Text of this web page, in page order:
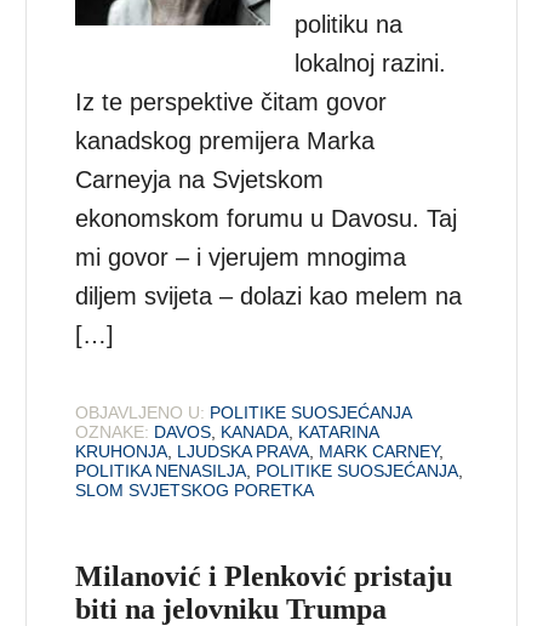
politiku na
lokalnoj razini.
Iz te perspektive čitam govor
kanadskog premijera Marka
Carneyja na Svjetskom
ekonomskom forumu u Davosu. Taj
mi govor – i vjerujem mnogima
diljem svijeta – dolazi kao melem na
[…]
OBJAVLJENO U: POLITIKE SUOSJEĆANJA
OZNAKE: DAVOS KANADA KATARINA
KRUHONJA LJUDSKA PRAVA MARK CARNEY,
POLITIKA NENASILJA POLITIKE SUOSJEĆANJA
SLOM SVJETSKOG PORETKA
Milanović i Plenković pristaju
biti na jelovniku Trumpa